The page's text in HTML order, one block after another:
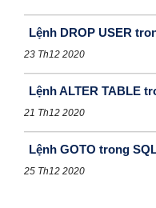
Lệnh DROP USER
23 Th12 2020
Lệnh ALTER TABLE
21 Th12 2020
Lệnh GOTO trong
25 Th12 2020